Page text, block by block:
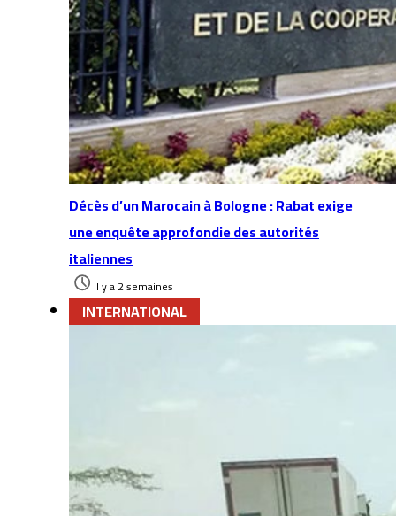
Décès d’un Marocain à Bologne : Rabat exige
une enquête approfondie des autorités
italiennes
il y a 2 semaines
INTERNATIONAL